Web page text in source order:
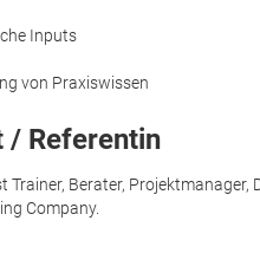
Inputs
von Praxiswissen
/ Referentin
Trainer, Berater,
Company.